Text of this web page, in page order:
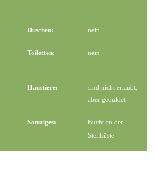
Duschen: nein
Toiletten: nein
Haustiere:
sind nicht erlaubt,
aber geduldet
Sonstiges:
Bucht an der
Steilküste